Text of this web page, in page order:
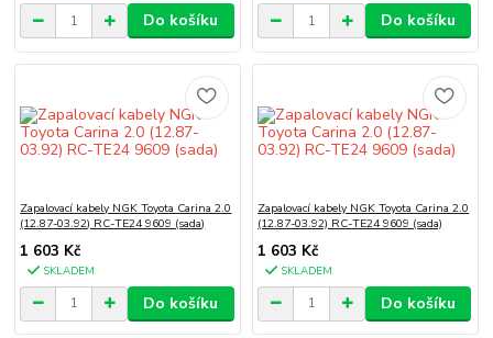
Do košíku Do košíku
Zapalovací kabely NGK Toyota Carina 2.0
(12.87-03.92) RC-TE24 9609 (sada)
1 603 Kč
SKLADEM
Do košíku
Zapalovací kabely NGK Toyota Carina 2.0
(12.87-03.92) RC-TE24 9609 (sada)
1 603 Kč
SKLADEM
Do košíku